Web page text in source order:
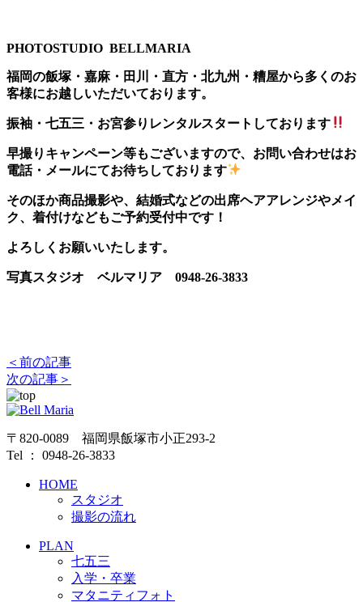
PHOTOSTUDIO BELLMARIA
福岡の飯塚・嘉麻・田川・直方・北九州・糟屋から多くのお
客様にお越しいただいております。
振袖・七五三・お宮参りレンタルスタートしております
早撮りキャンペーン等もございますので、お問い合わせはお
電話・メールにてお待ちしております
そのほか商品撮影や、結婚式などの出席ヘアアレンジやメイ
ク、着付けなどもご予約受付中です！
よろしくお願いいたします。
写真スタジオ ベルマリア 0948-26-3833
＜前の記事
次の記事＞
〒820-0089 福岡県飯塚市小正293-2
Tel ： 0948-26-3833
HOME
スタジオ
撮影の流れ
PLAN
七五三
入学・卒業
マタニティフォト